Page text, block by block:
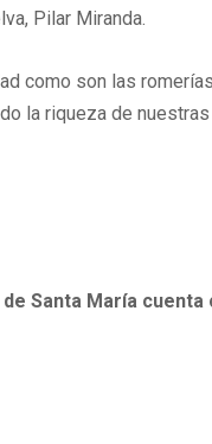
Pilar Miranda.
como son las
la riqueza de
de Santa María